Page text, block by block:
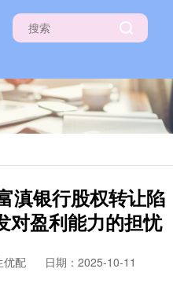
滇银行股权转让陷
对盈利能力的担忧
优配
日期：2025-10-11